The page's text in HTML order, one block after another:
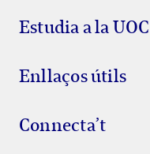
Estudia a la UOC
Enllaços útils
Connecta’t